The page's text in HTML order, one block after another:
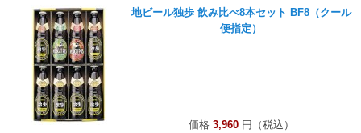
地ビール独歩 飲み比べ8本セット BF8（クール
便指定）
価格 3,960円（税込）